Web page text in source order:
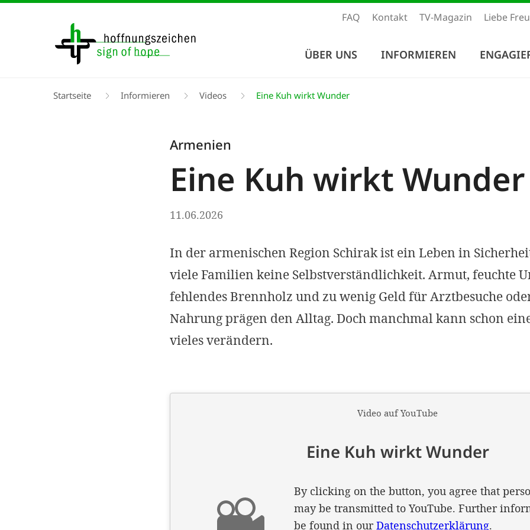
FAQ Kontakt TV-Magazin Liebe
ÜBER UNS INFORMIEREN
Pfadnavigation
Startseite Informieren Videos Eine Kuh wirkt Wunder
Armenien
Eine Kuh wirkt Wunder
11.06.2026
In der armenischen Region Schirak ist ein Leben in
viele Familien keine Selbstverständlichkeit. Armut, feuchte
fehlendes Brennholz und zu wenig Geld für Arztbesuche
Nahrung prägen den Alltag. Doch manchmal kann schon
vieles verändern.